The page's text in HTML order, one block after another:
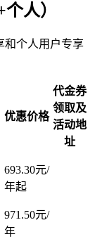
人）
和个人用户专享
优惠价格
代金券
领取及
活动地
址
693.30元/
年起
971.50元/
年